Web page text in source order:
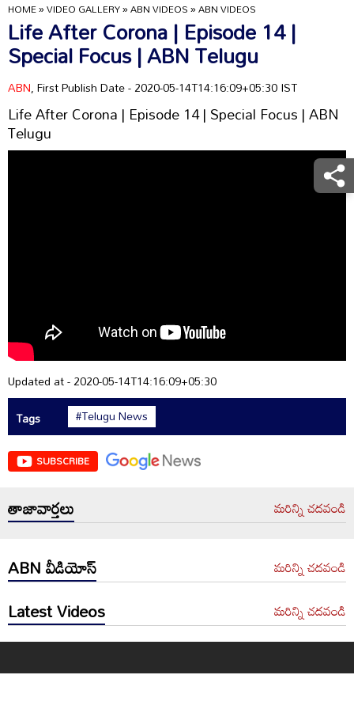
HOME»VIDEO GALLERY»ABN VIDEOS»ABN VIDEOS
Life After Corona | Episode 14 |
Special Focus | ABN Telugu
ABN, First Publish Date - 2020-05-14T14:16:09+05:30 IST
Life After Corona | Episode 14 | Special Focus | ABN
Telugu
Updated at - 2020-05-14T14:16:09+05:30
Tags
#Telugu News
SUBSCRIBE
తాజావార్తలు మరిన్ని చదవండి
ABN వీడియోస్ మరిన్ని చదవండి
Latest Videos మరిన్ని చదవండి